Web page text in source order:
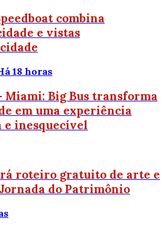
combina
e vistas
18 horas
Miami: Big Bus transforma
em uma experiência
e inesquecível
roteiro gratuito de arte e
do Patrimônio